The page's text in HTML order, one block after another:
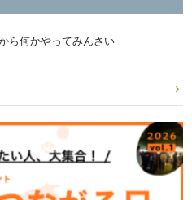
ら何かやってみんさい